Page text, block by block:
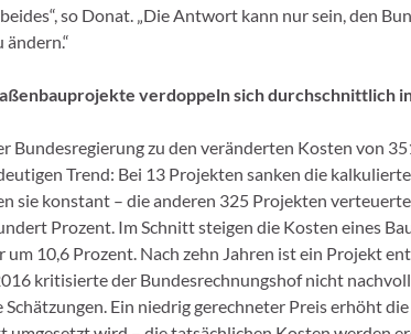
so Donat. „Die Antwort kann nur sein, den
verdoppeln sich durchschnittlich
Bundesregierung zu den veränderten Kosten von
Trend: Bei 13 Projekten sanken die
sie konstant – die anderen 325 Projekten
Prozent. Im Schnitt steigen die Kosten eines
um 10,6 Prozent. Nach zehn Jahren ist ein Projekt
kritisierte der Bundesrechnungshof nicht
Schätzungen. Ein niedrig gerechneter Preis erhöht